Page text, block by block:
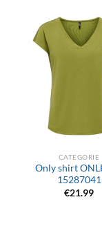
CATEGORIE
Only shirt
15287041
€21.99